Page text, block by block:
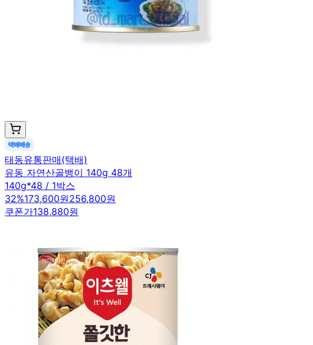
태동유통판매(택배)
유동 자연산골뱅이 140g 48개
140g*48 / 1박스
32%173,600원256,800원
쿠폰가138,880원